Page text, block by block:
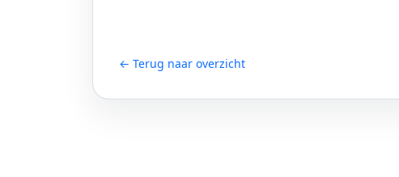
← Terug naar overzicht